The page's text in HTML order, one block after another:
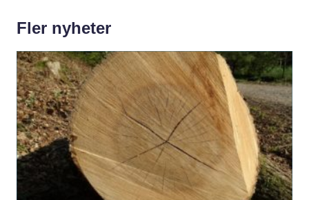
Fler nyheter